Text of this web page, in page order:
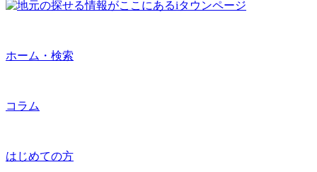
ホーム・検索
コラム
はじめての方